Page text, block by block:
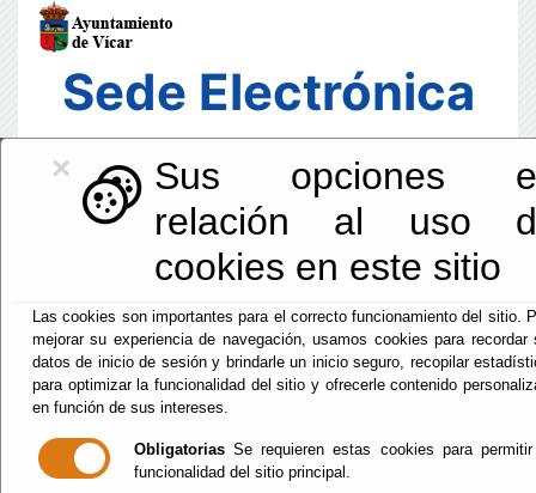
×
Sus opciones
relación al uso
cookies en este sitio
Las cookies son importantes para el correcto funcionamiento del sitio.
mejorar su experiencia de navegación, usamos cookies para recordar
datos de inicio de sesión y brindarle un inicio seguro, recopilar
para optimizar la funcionalidad del sitio y ofrecerle contenido
en función de sus intereses.
Obligatorias Se requieren estas cookies para
funcionalidad del sitio principal.
Sede Electrónica
Fecha y Hora Oficial
02:05:50